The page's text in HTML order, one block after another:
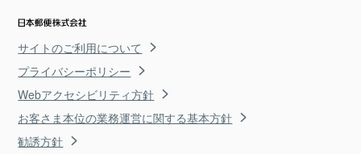
サイトのご利用について
プライバシーポリシー
Webアクセシビリティ方針
お客さま本位の業務運営に関する基本方針
勧誘方針